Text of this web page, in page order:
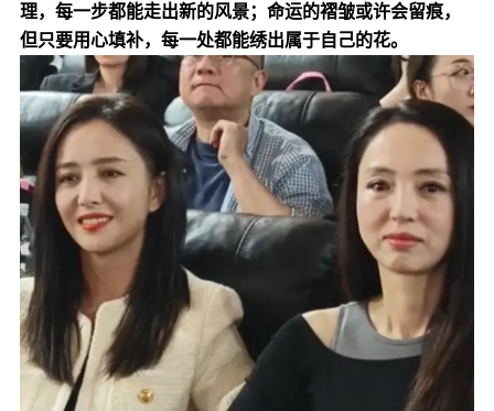
理，每一步都能走出新的风景；命运的褶皱或许会留痕，
但只要用心填补，每一处都能绣出属于自己的花。